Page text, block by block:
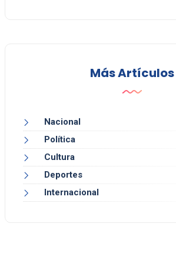
Más Artículos
Nacional
Política
Cultura
Deportes
Internacional